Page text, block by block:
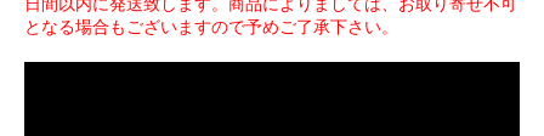
となる場合もございますので予めご了承下さい。